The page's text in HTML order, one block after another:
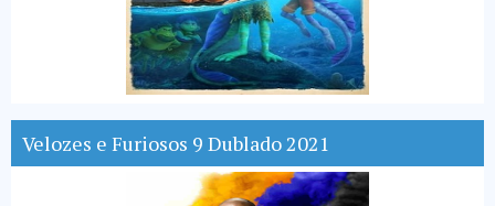
Velozes e Furiosos 9 Dublado 2021